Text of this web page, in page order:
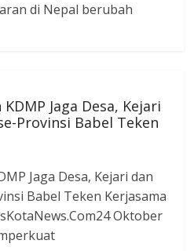
di Nepal berubah
Jaga Desa, Kejari
Provinsi Babel Teken
Jaga Desa, Kejari dan
Babel Teken Kerjasama
Oktober